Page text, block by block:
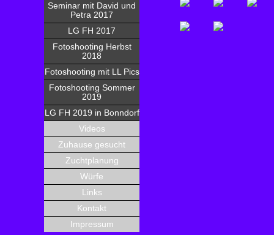
Seminar mit David und
Petra 2017
LG FH 2017
Fotoshooting Herbst
2018
Fotoshooting mit LL Pics
Fotoshooting Sommer
2019
LG FH 2019 in Bonndorf
Videos
Zuhause gesucht
Zuchtplanung
Würfe
Links
Kontakt
Impressum